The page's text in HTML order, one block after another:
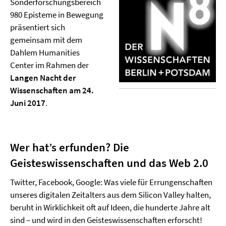
980 Episteme in Bewegung
präsentiert sich
gemeinsam mit dem
Dahlem Humanities
Center im Rahmen der
Langen Nacht der
Wissenschaften am 24.
Juni 2017.
Wer hat’s erfunden? Die
Geisteswissenschaften und das Web 2.0
Twitter, Facebook, Google: Was viele für Errungenschaften
unseres digitalen Zeitalters aus dem Silicon Valley halten,
beruht in Wirklichkeit oft auf Ideen, die hunderte Jahre alt
sind – und wird in den Geisteswissenschaften erforscht!